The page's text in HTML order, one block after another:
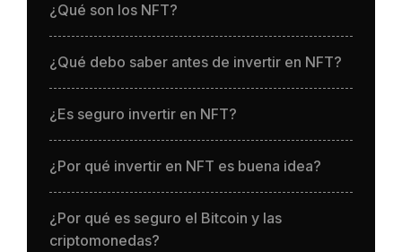
¿Qué son los NFT?
¿Qué debo saber antes de invertir en NFT?
¿Es seguro invertir en NFT?
¿Por qué invertir en NFT es buena idea?
¿Por qué es seguro el Bitcoin y las
criptomonedas?